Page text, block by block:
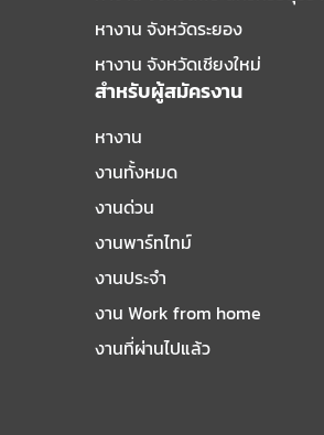
หางาน จังหวัดระยอง
หางาน จังหวัดเชียงใหม่
สำหรับผู้สมัครงาน
หางาน
งานทั้งหมด
งานด่วน
งานพาร์ทไทม์
งานประจำ
งาน Work from home
งานที่ผ่านไปแล้ว